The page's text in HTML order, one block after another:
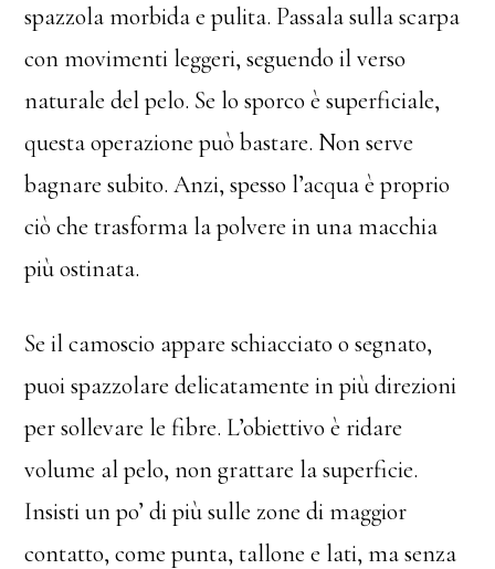
spazzola morbida e pulita. Passala sulla scarpa
con movimenti leggeri, seguendo il verso
naturale del pelo. Se lo sporco è superficiale,
questa operazione può bastare. Non serve
bagnare subito. Anzi, spesso l’acqua è proprio
ciò che trasforma la polvere in una macchia
più ostinata.
Se il camoscio appare schiacciato o segnato,
puoi spazzolare delicatamente in più direzioni
per sollevare le fibre. L’obiettivo è ridare
volume al pelo, non grattare la superficie.
Insisti un po’ di più sulle zone di maggior
contatto, come punta, tallone e lati, ma senza